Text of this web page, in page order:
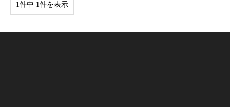
1件中 1件を表示